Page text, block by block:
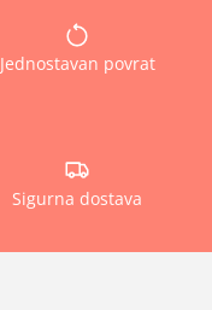
Jednostavan povrat
Sigurna dostava